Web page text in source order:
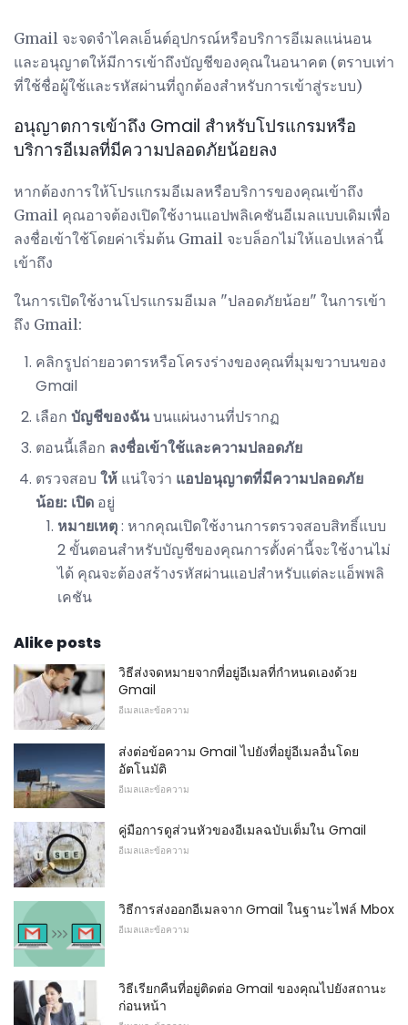
Gmail จะจดจำไคลเอ็นต์อุปกรณ์หรือบริการอีเมลแน่นอน
และอนุญาตให้มีการเข้าถึงบัญชีของคุณในอนาคต (ตราบเท่า
ที่ใช้ชื่อผู้ใช้และรหัสผ่านที่ถูกต้องสำหรับการเข้าสู่ระบบ)
อนุญาตการเข้าถึง Gmail สำหรับโปรแกรมหรือ
บริการอีเมลที่มีความปลอดภัยน้อยลง
หากต้องการให้โปรแกรมอีเมลหรือบริการของคุณเข้าถึง
Gmail คุณอาจต้องเปิดใช้งานแอปพลิเคชันอีเมลแบบเดิมเพื่อ
ลงชื่อเข้าใช้โดยค่าเริ่มต้น Gmail จะบล็อกไม่ให้แอปเหล่านี้
เข้าถึง
ในการเปิดใช้งานโปรแกรมอีเมล "ปลอดภัยน้อย" ในการเข้า
ถึง Gmail:
คลิกรูปถ่ายอวตารหรือโครงร่างของคุณที่มุมขวาบนของ
Gmail
เลือก บัญชีของฉันบนแผ่นงานที่ปรากฏ
ตอนนี้เลือก ลงชื่อเข้าใช้และความปลอดภัย
ตรวจสอบ ให้ แน่ใจว่า แอปอนุญาตที่มีความปลอดภัย
น้อย: เปิด อยู่
หมายเหตุ: หากคุณเปิดใช้งานการตรวจสอบสิทธิ์แบบ
2 ขั้นตอนสำหรับบัญชีของคุณการตั้งค่านี้จะใช้งานไม่
ได้ คุณจะต้องสร้างรหัสผ่านแอปสำหรับแต่ละแอ็พพลิ
เคชัน
Alike posts
วิธีส่งจดหมายจากที่อยู่อีเมลที่กำหนดเองด้วย
Gmail
อีเมลและข้อความ
ส่งต่อข้อความ Gmail ไปยังที่อยู่อีเมลอื่นโดย
อัตโนมัติ
อีเมลและข้อความ
คู่มือการดูส่วนหัวของอีเมลฉบับเต็มใน Gmail
อีเมลและข้อความ
วิธีการส่งออกอีเมลจาก Gmail ในฐานะไฟล์ Mbox
อีเมลและข้อความ
วิธีเรียกคืนที่อยู่ติดต่อ Gmail ของคุณไปยังสถานะ
ก่อนหน้า